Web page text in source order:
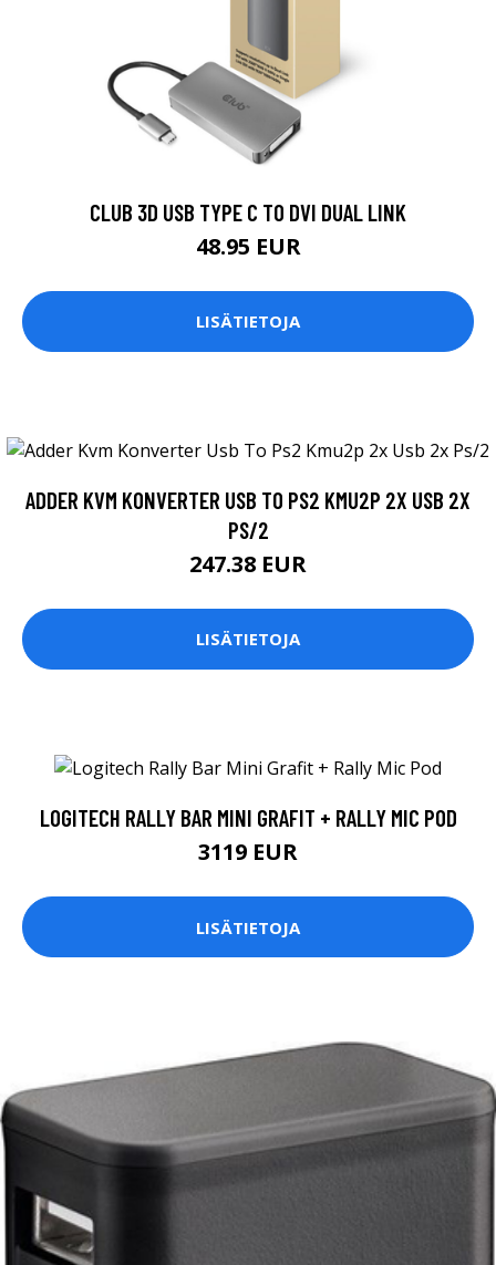
CLUB 3D USB TYPE C TO DVI DUAL LINK
48.95 EUR
LISÄTIETOJA
ADDER KVM KONVERTER USB TO PS2 KMU2P 2X USB 2X
PS/2
247.38 EUR
LISÄTIETOJA
LOGITECH RALLY BAR MINI GRAFIT + RALLY MIC POD
3119 EUR
LISÄTIETOJA